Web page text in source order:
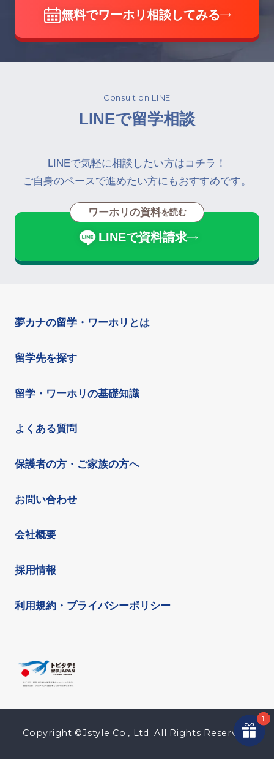
無料でワーホリ相談してみる
Consult on LINE
LINEで留学相談
LINEで気軽に相談したい方はコチラ！
ご自身のペースで進めたい方にもおすすめです。
ワーホリの資料を読む
LINEで資料請求
夢カナの留学・ワーホリとは
留学先を探す
留学・ワーホリの基礎知識
よくある質問
保護者の方・ご家族の方へ
お問い合わせ
会社概要
採用情報
利用規約・プライバシーポリシー
Copyright ©Jstyle Co., Ltd. All Rights Reserved.